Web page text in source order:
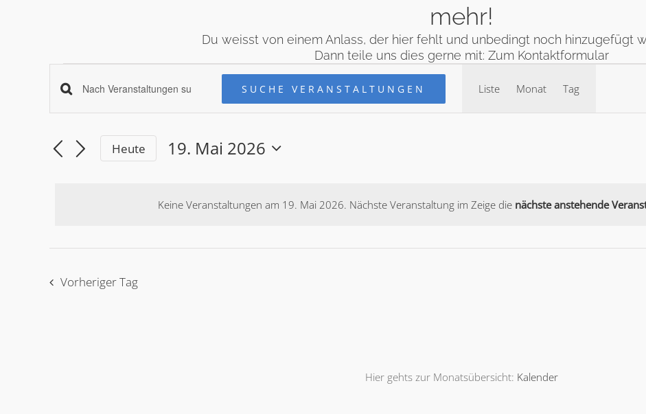
mehr!
Du weisst von einem Anlass, der hier fehlt und unbedingt noch hinzugefügt
Dann teile uns dies gerne mit: Zum Kontaktformular
Veranstaltungen
for
Mai
Notice
Keine Veranstaltungen am 19. Mai 2026. Nächste Veranstaltung im Zeige die nächste anstehende
Veranstaltungen
Such-
und
Schlüsselwort
Suchen
Sie
SUCHE VERANSTALTUNGEN
Ansichtennavigation
Liste Monat Tag
Heute
19. Mai 2026
das
Vorheriger Tag
Hier gehts zur Monatsübersicht: Kalender